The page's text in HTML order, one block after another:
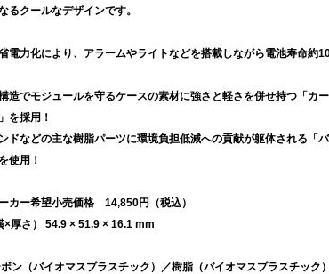
るクールなデザインです。
電力化により、アラームやライトなどを搭載しながら電池寿命約
造でモジュールを守るケースの素材に強さと軽さを併せ持つ「カ
を採用！
ドなどの主な樹脂パーツに環境負担低減への貢献が躯体される「
使用！
ー希望小売価格 14,850円（税込）
×厚さ） 54.9 × 51.9 × 16.1 mm
ン（バイオマスプラスチック）／樹脂（バイオマスプラスチック